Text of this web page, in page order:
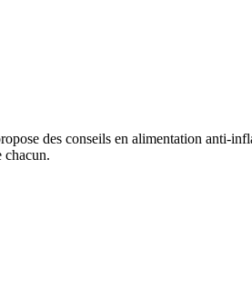
des conseils en alimentation anti-
chacun.